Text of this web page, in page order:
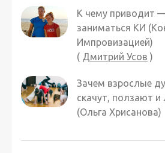
К чему приводит
заниматься КИ
Импровизацией)
( Дмитрий Усов )
Зачем взрослые
скачут, ползают и
(Ольга Хрисанова)